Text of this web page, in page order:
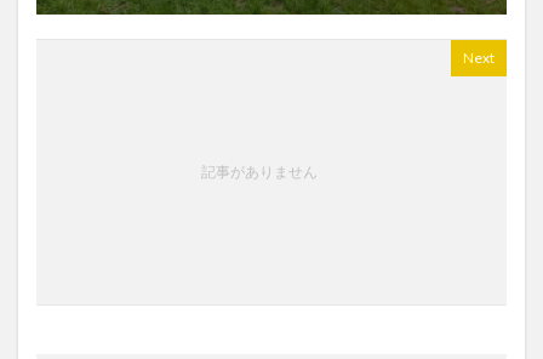
Next
記事がありません